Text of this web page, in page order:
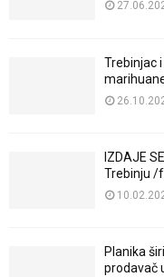
Trebinjac
IZDAJE
Trebinju
Planika
prodavač